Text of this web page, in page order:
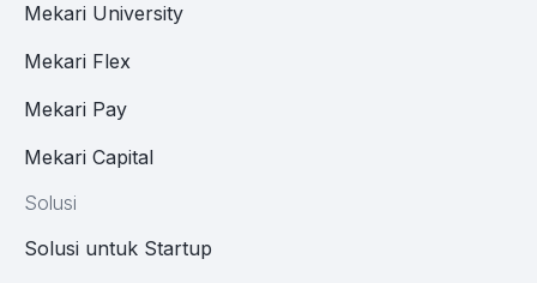
Mekari University
Mekari Flex
Mekari Pay
Mekari Capital
Solusi
Solusi untuk Startup